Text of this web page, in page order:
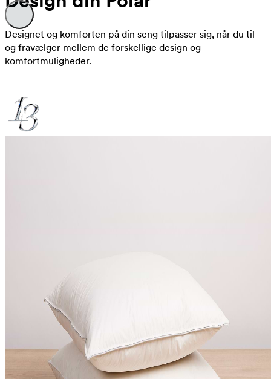
Designet og komforten på din seng tilpasser sig, når du til-
og fravælger mellem de forskellige design og
komfortmuligheder.